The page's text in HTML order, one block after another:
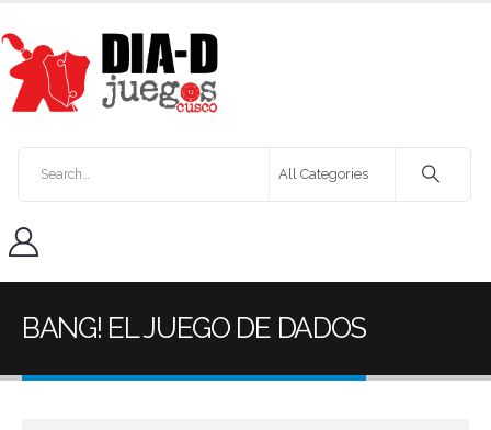
BANG! EL JUEGO DE DADOS